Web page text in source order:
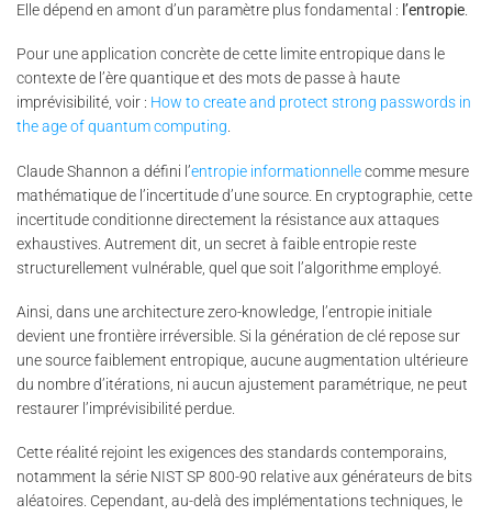
Elle dépend en amont d’un paramètre plus fondamental : l’entropie
Pour une application concrète de cette limite entropique dans le
contexte de l’ère quantique et des mots de passe à haute
imprévisibilité, voir : How to create and protect strong passwords in
the age of quantum computing.
Claude Shannon a défini l’entropie informationnellecomme mesure
mathématique de l’incertitude d’une source. En cryptographie, cette
incertitude conditionne directement la résistance aux attaques
exhaustives. Autrement dit, un secret à faible entropie reste
structurellement vulnérable, quel que soit l’algorithme employé.
Ainsi, dans une architecture zero-knowledge, l’entropie initiale
devient une frontière irréversible. Si la génération de clé repose sur
une source faiblement entropique, aucune augmentation ultérieure
du nombre d’itérations, ni aucun ajustement paramétrique, ne peut
restaurer l’imprévisibilité perdue.
Cette réalité rejoint les exigences des standards contemporains,
notamment la série NIST SP 800-90 relative aux générateurs de bits
aléatoires. Cependant, au-delà des implémentations techniques, le